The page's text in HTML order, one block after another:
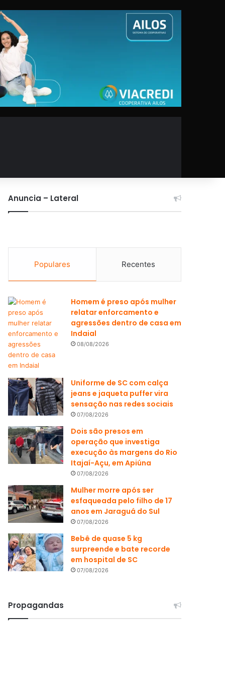
Anuncia – Lateral
Populares Recentes
Homem é preso após mulher
relatar enforcamento e
agressões dentro de casa em
Indaial
08/08/2026
Uniforme de SC com calça
jeans e jaqueta puffer vira
sensação nas redes sociais
07/08/2026
Dois são presos em
operação que investiga
execução às margens do Rio
Itajaí-Açu, em Apiúna
07/08/2026
Mulher morre após ser
esfaqueada pelo filho de 17
anos em Jaraguá do Sul
07/08/2026
Bebê de quase 5 kg
surpreende e bate recorde
em hospital de SC
07/08/2026
Propagandas